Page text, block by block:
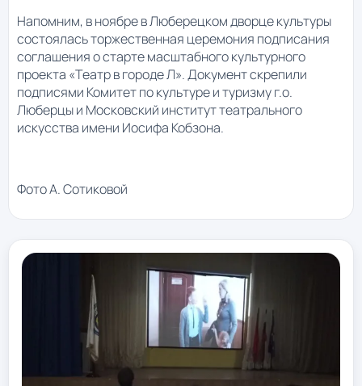
Напомним, в ноябре в Люберецком дворце культуры
состоялась торжественная церемония подписания
соглашения о старте масштабного культурного
проекта «Театр в городе Л». Документ скрепили
подписями Комитет по культуре и туризму г.о.
Люберцы и Московский институт театрального
искусства имени Иосифа Кобзона.
Фото А. Сотиковой